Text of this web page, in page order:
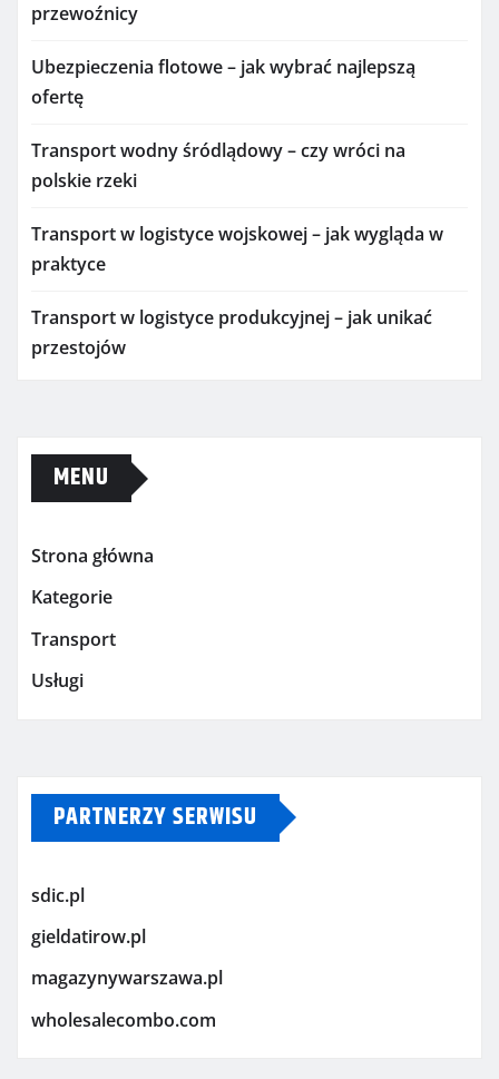
przewoźnicy
Ubezpieczenia flotowe – jak wybrać najlepszą
ofertę
Transport wodny śródlądowy – czy wróci na
polskie rzeki
Transport w logistyce wojskowej – jak wygląda w
praktyce
Transport w logistyce produkcyjnej – jak unikać
przestojów
MENU
Strona główna
Kategorie
Transport
Usługi
PARTNERZY SERWISU
sdic.pl
gieldatirow.pl
magazynywarszawa.pl
wholesalecombo.com